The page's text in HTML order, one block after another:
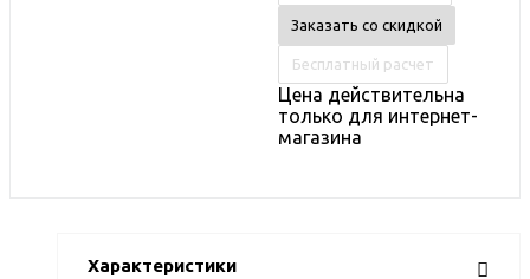
Заказать со скидкой
Бесплатный расчет
Цена действительна
только для интернет-
магазина
Характеристики